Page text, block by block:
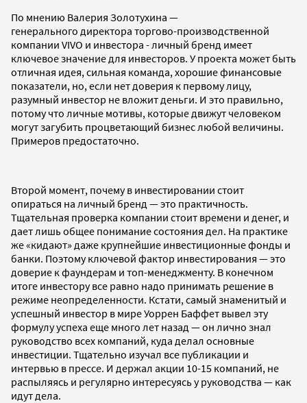
По мнению Валерия Золотухина —
генерального директора торгово-производственной
компании VIVO и инвестора - личный бренд имеет
ключевое значение для инвесторов. У проекта может быть
отличная идея, сильная команда, хорошие финансовые
показатели, но, если нет доверия к первому лицу,
разумный инвестор не вложит деньги. И это правильно,
потому что личные мотивы, которые движут человеком
могут загубить процветающий бизнес любой величины.
Примеров предостаточно.
Второй момент, почему в инвестировании стоит
опираться на личный бренд — это практичность.
Тщательная проверка компании стоит времени и денег, и
дает лишь общее понимание состояния дел. На практике
же «кидают» даже крупнейшие инвестиционные фонды и
банки. Поэтому ключевой фактор инвестирования — это
доверие к фаундерам и топ-менеджменту. В конечном
итоге инвестору все равно надо принимать решение в
режиме неопределенности. Кстати, самый знаменитый и
успешный инвестор в мире Уоррен Баффет вывел эту
формулу успеха еще много лет назад — он лично знал
руководство всех компаний, куда делал основные
инвестиции. Тщательно изучал все публикации и
интервью в прессе. И держал акции 10-15 компаний, не
распыляясь и регулярно интересуясь у руководства — как
идут дела.